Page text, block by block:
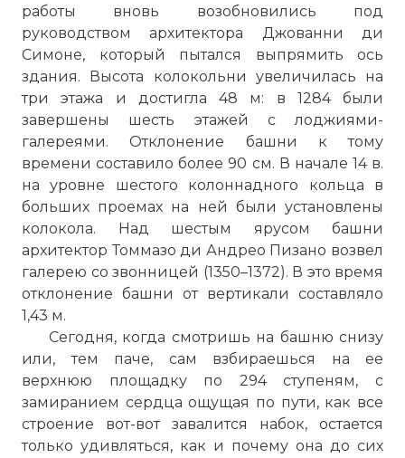
работы вновь возобновились под
руководством архитектора Джованни ди
Симоне, который пытался выпрямить ось
здания. Высота колокольни увеличилась на
три этажа и достигла 48 м: в 1284 были
завершены шесть этажей с лоджиями-
галереями. Отклонение башни к тому
времени составило более 90 см. В начале 14 в.
на уровне шестого колоннадного кольца в
больших проемах на ней были установлены
колокола. Над шестым ярусом башни
архитектор Томмазо ди Андрео Пизано возвел
галерею со звонницей (1350–1372). В это время
отклонение башни от вертикали составляло
1,43 м.
Сегодня, когда смотришь на башню снизу
или, тем паче, сам взбираешься на ее
верхнюю площадку по 294 ступеням, с
замиранием сердца ощущая по пути, как все
строение вот-вот завалится набок, остается
только удивляться, как и почему она до сих